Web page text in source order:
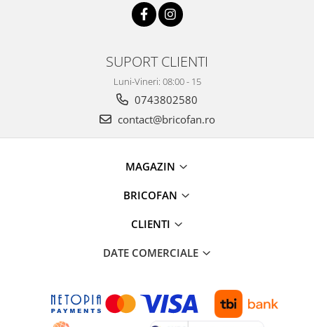
Accesorii aragaze & butelii
Prelungitoare & cabluri electrice
Lanterne
Lumina de crestere pentru plante
SUPORT CLIENTI
Luni-Vineri: 08:00 - 15
0743802580
contact@bricofan.ro
MAGAZIN
BRICOFAN
CLIENTI
DATE COMERCIALE